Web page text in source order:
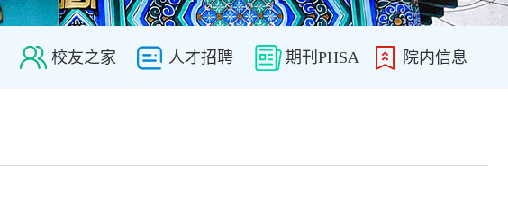
校友之家 人才招聘 期刊PHSA 院内信息